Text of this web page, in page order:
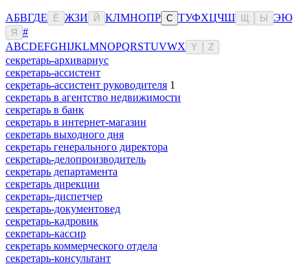
АБВГДЕ Ё ЖЗИ Й КЛМНОПР С ТУФХЦЧШ Ы ЭЮ
Я
#
ABCDEFGHIJKLMNOPQRSTUVWX Y Z
секретарь-архивариус
секретарь-ассистент
секретарь-ассистент руководителя 1
секретарь в агентство недвижимости
секретарь в банк
секретарь в интернет-магазин
секретарь выходного дня
секретарь генерального директора
секретарь-делопроизводитель
секретарь департамента
секретарь дирекции
секретарь-диспетчер
секретарь-документовед
секретарь-кадровик
секретарь-кассир
секретарь коммерческого отдела
секретарь-консультант